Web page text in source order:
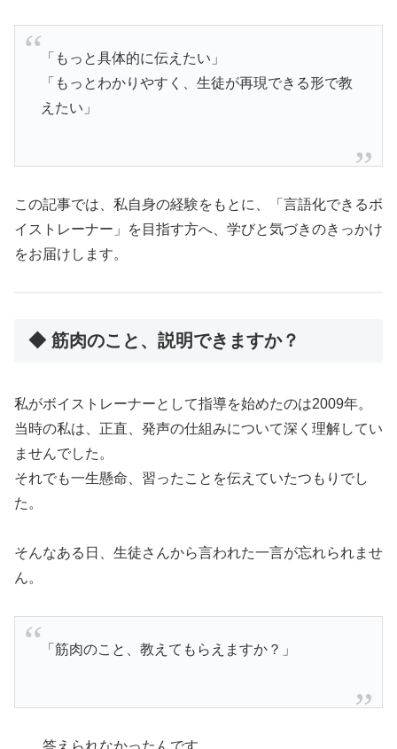
「もっと具体的に伝えたい」
「もっとわかりやすく、生徒が再現できる形で教
えたい」
この記事では、私自身の経験をもとに、「言語化できるボ
イストレーナー」を目指す方へ、学びと気づきのきっかけ
をお届けします。
◆ 筋肉のこと、説明できますか？
私がボイストレーナーとして指導を始めたのは2009年。
当時の私は、正直、発声の仕組みについて深く理解してい
ませんでした。
それでも一生懸命、習ったことを伝えていたつもりでし
た。
そんなある日、生徒さんから言われた一言が忘れられませ
ん。
「筋肉のこと、教えてもらえますか？」
……答えられなかったんです。